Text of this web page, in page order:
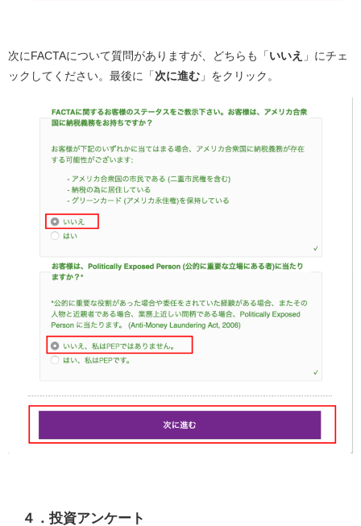
次にFACTAについて質問がありますが、どちらも「 いいえ
」にチェ
ックしてください。最後に「 次に進む 」をクリック。
４．投資アンケート